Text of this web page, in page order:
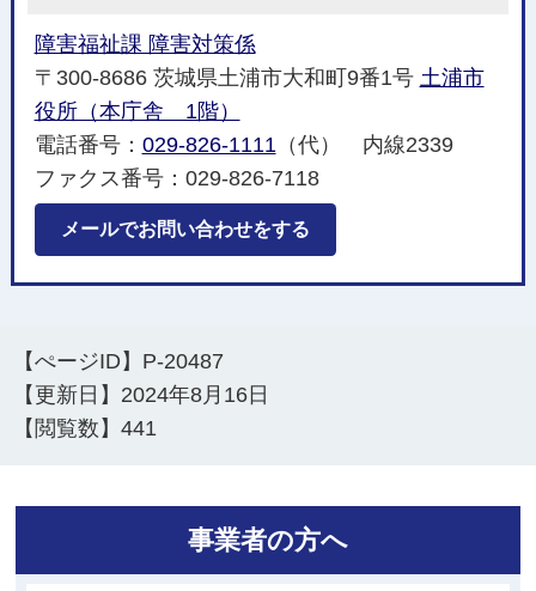
障害福祉課 障害対策係
〒300-8686 茨城県土浦市大和町9番1号 土浦市
役所（本庁舎 1階）
電話番号： 029-826-1111（代） 内線2339
ファクス番号：029-826-7118
メールでお問い合わせをする
【ぺージID】 P-20487
【更新日】 2024年8月16日
【閲覧数】441
事業者の方へ